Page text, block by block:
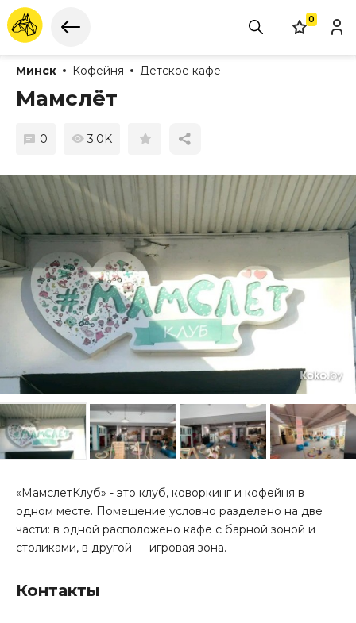
0
Минск Кофейня Детское кафе
Мамслёт
0 3.0K
«МамслетКлуб» - это клуб, коворкинг и кофейня в
одном месте. Помещение условно разделено на две
части: в одной расположено кафе с барной зоной и
столиками, в другой — игровая зона.
Контакты